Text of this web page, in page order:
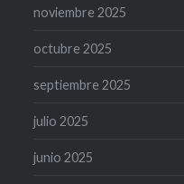
noviembre 2025
octubre 2025
septiembre 2025
julio 2025
junio 2025